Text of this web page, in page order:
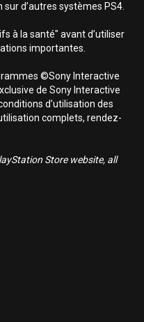
d’autres systèmes PS4.
à la santé" avant d’utiliser
importantes.
©Sony Interactive
de Sony Interactive
d’utilisation des
complets, rendez-
Store website, all